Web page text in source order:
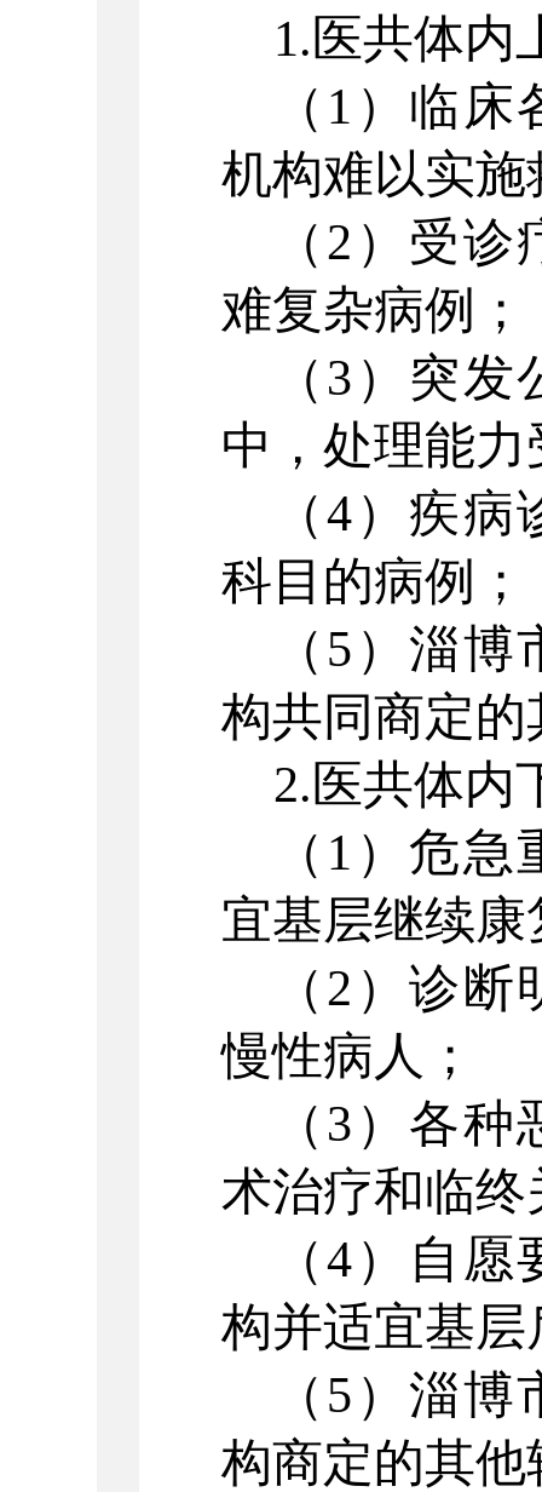
1.医共体内
（ 1）临床
机构难以实
（2）受诊
难复杂病例；
（ 3）突发
中，处理能
（4）疾病
科目的病例；
（ 5）淄博
构共同商定
2.医共体内
（ 1）危急
宜基层继续
（2）诊断
慢性病人；
（ 3）各种
术治疗和临终
（4）自愿
构并适宜基
（ 5）淄博
构商定的其